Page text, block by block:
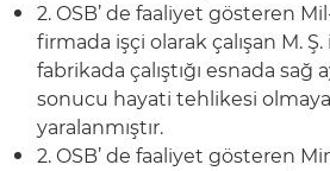
2. OSB’ de faaliyet gösteren
firmada işçi olarak çalışan M. Ş.
fabrikada çalıştığı esnada sağ
sonucu hayati tehlikesi
yaralanmıştır.
2. OSB’ de faaliyet gösteren